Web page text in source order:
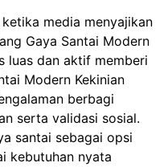
media menyajikan
Gaya Santai Modern
luas dan aktif memberi
Modern Kekinian
berbagi
serta validasi sosial.
santai sebagai opsi
kebutuhan nyata